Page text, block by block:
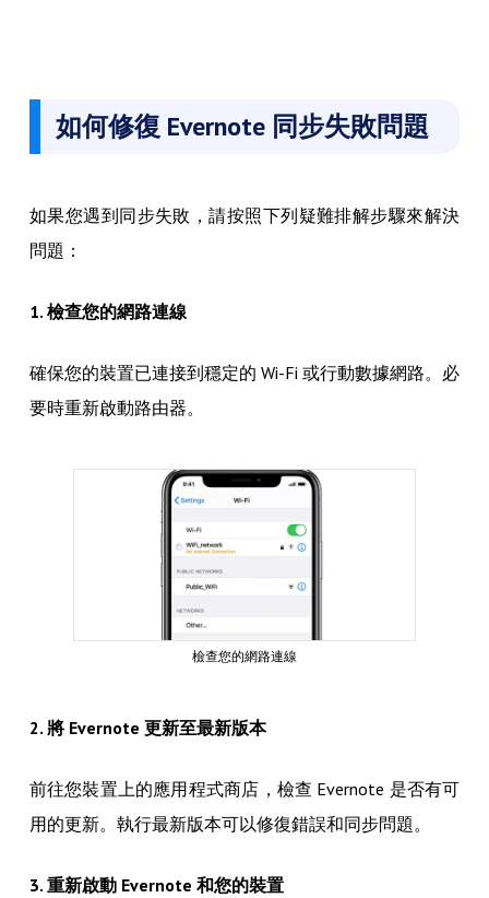
如何修復 Evernote 同步失敗問題
如果您遇到同步失敗，請按照下列疑難排解步驟來解決
問題：
1. 檢查您的網路連線
確保您的裝置已連接到穩定的 Wi-Fi 或行動數據網路。必
要時重新啟動路由器。
檢查您的網路連線
2. 將 Evernote 更新至最新版本
前往您裝置上的應用程式商店，檢查 Evernote 是否有可
用的更新。執行最新版本可以修復錯誤和同步問題。
3. 重新啟動 Evernote 和您的裝置